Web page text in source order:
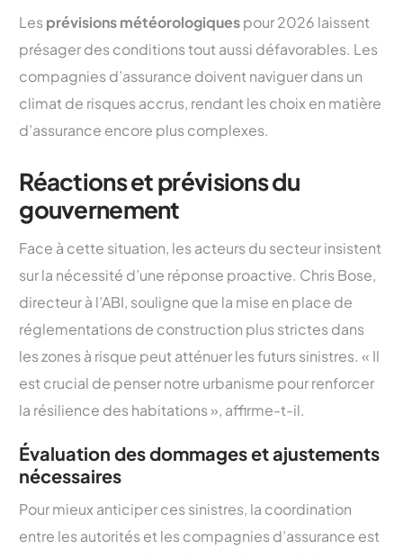
Lesprévisions météorologiquespour 2026 laissent
présager des conditions tout aussi défavorables. Les
compagnies d’assurance doivent naviguer dans un
climat de risques accrus, rendant les choix en matière
d’assurance encore plus complexes.
Réactions et prévisions du
gouvernement
Face à cette situation, les acteurs du secteur insistent
sur la nécessité d’une réponse proactive. Chris Bose,
directeur à l’ABI, souligne que la mise en place de
réglementations de construction plus strictes dans
les zones à risque peut atténuer les futurs sinistres. « Il
est crucial de penser notre urbanisme pour renforcer
la résilience des habitations », affirme-t-il.
Évaluation des dommages et ajustements
nécessaires
Pour mieux anticiper ces sinistres, la coordination
entre les autorités et les compagnies d’assurance est